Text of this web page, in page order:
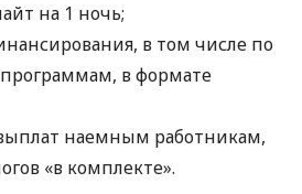
на 1 ночь;
в том числе по
в формате
наемным работникам,
«в комплекте».